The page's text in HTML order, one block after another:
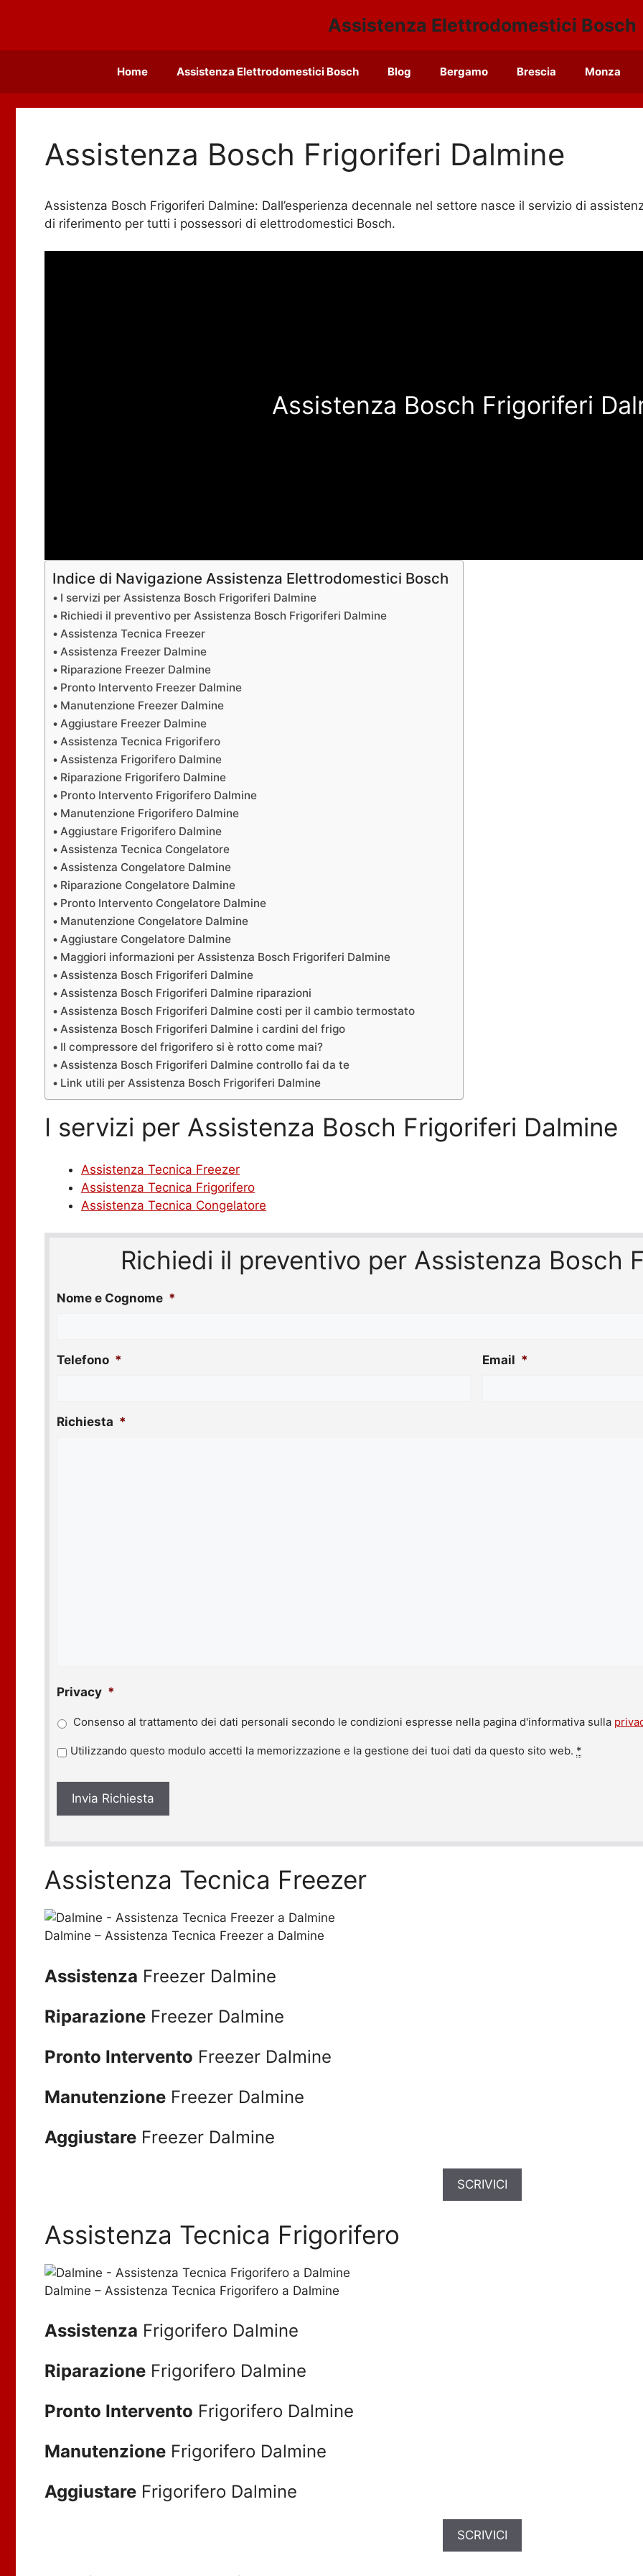
Assistenza Elettrodomestici Bosch
Home Assistenza Elettrodomestici Bosch Blog Bergamo Brescia Monza
Assistenza Bosch Frigoriferi Dalmine
Assistenza Bosch Frigoriferi Dalmine: Dall’esperienza decennale nel settore nasce il servizio di
di riferimento per tutti i possessori di elettrodomestici Bosch.
Assistenza Bosch Frigoriferi
Indice di Navigazione Assistenza Elettrodomestici Bosch
I servizi per Assistenza Bosch Frigoriferi Dalmine
Richiedi il preventivo per Assistenza Bosch Frigoriferi Dalmine
Assistenza Tecnica Freezer
Assistenza Freezer Dalmine
Riparazione Freezer Dalmine
Pronto Intervento Freezer Dalmine
Manutenzione Freezer Dalmine
Aggiustare Freezer Dalmine
Assistenza Tecnica Frigorifero
Assistenza Frigorifero Dalmine
Riparazione Frigorifero Dalmine
Pronto Intervento Frigorifero Dalmine
Manutenzione Frigorifero Dalmine
Aggiustare Frigorifero Dalmine
Assistenza Tecnica Congelatore
Assistenza Congelatore Dalmine
Riparazione Congelatore Dalmine
Pronto Intervento Congelatore Dalmine
Manutenzione Congelatore Dalmine
Aggiustare Congelatore Dalmine
Maggiori informazioni per Assistenza Bosch Frigoriferi Dalmine
Assistenza Bosch Frigoriferi Dalmine
Assistenza Bosch Frigoriferi Dalmine riparazioni
Assistenza Bosch Frigoriferi Dalmine costi per il cambio termostato
Assistenza Bosch Frigoriferi Dalmine i cardini del frigo
Il compressore del frigorifero si è rotto come mai?
Assistenza Bosch Frigoriferi Dalmine controllo fai da te
Link utili per Assistenza Bosch Frigoriferi Dalmine
I servizi per Assistenza Bosch Frigoriferi Dalmine
Assistenza Tecnica Freezer
Assistenza Tecnica Frigorifero
Assistenza Tecnica Congelatore
Richiedi il preventivo per Assistenza Bosch
Nome e Cognome *
Telefono * Email *
Richiesta *
Privacy *
Consenso al trattamento dei dati personali secondo le condizioni espresse nella pagina d'informativa sulla
P
i
a
y
Utilizzando questo modulo accetti la memorizzazione e la gestione dei tuoi dati da questo sito web. *
Assistenza Tecnica Freezer
Dalmine – Assistenza Tecnica Freezer a Dalmine
Assistenza Freezer Dalmine
Riparazione Freezer Dalmine
Pronto Intervento Freezer Dalmine
Manutenzione Freezer Dalmine
Aggiustare Freezer Dalmine
SCRIVICI
Assistenza Tecnica Frigorifero
Dalmine – Assistenza Tecnica Frigorifero a Dalmine
Assistenza Frigorifero Dalmine
Riparazione Frigorifero Dalmine
Pronto Intervento Frigorifero Dalmine
Manutenzione Frigorifero Dalmine
Aggiustare Frigorifero Dalmine
SCRIVICI